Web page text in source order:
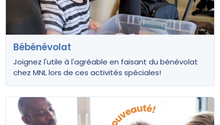
Bébénévolat
Joignez l'utile à l'agréable en faisant du bénévolat
chez MNL lors de ces activités spéciales!